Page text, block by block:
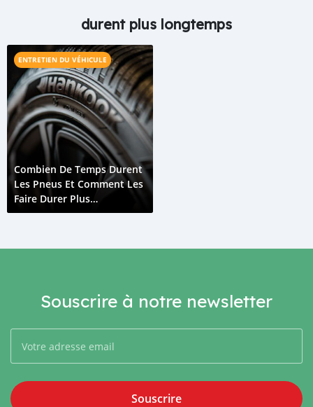
durent plus longtemps
ENTRETIEN DU VÉHICULE
Combien De Temps Durent
Les Pneus Et Comment Les
Faire Durer Plus
Longtemps
Souscrire à notre newsletter
Souscrire